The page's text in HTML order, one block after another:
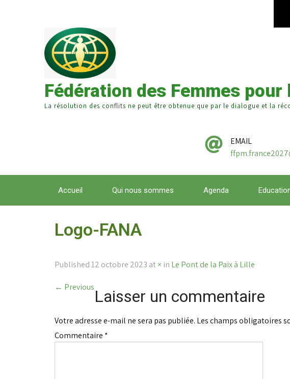
Fédération des Femmes
La résolution des conflits ne peut être obtenue que par le dialogue et la
EMAIL
Accueil Qui nous sommes Agenda
Logo-FANA
Published12 octobre 2023 at × in Le Pont de la Paix à Lille
← PreviousLaisser un commentaire
Votre adresse e-mail ne sera pas publiée. Les champs obligatoires
Commentaire *